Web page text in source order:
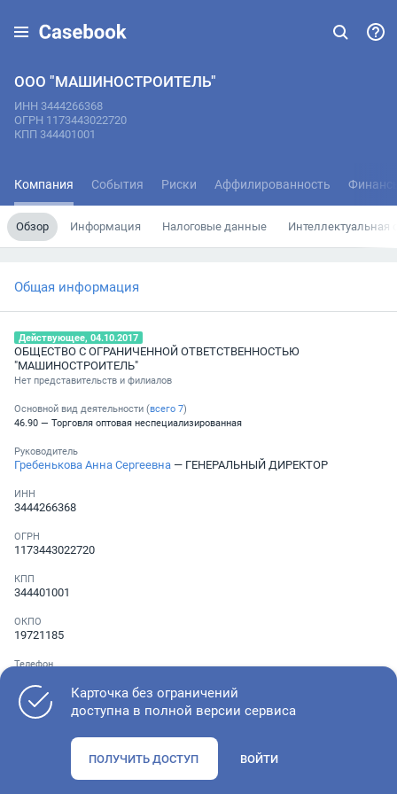
ООО "МАШИНОСТРОИТЕЛЬ"
ИНН 3444266368
ОГРН 1173443022720
КПП 344401001
Компания События Риски Аффилированность
Обзор Информация Налоговые данные Интеллектуальная
Общая информация
Действующее, 04.10.2017
ОБЩЕСТВО С ОГРАНИЧЕННОЙ ОТВЕТСТВЕННОСТЬЮ
"МАШИНОСТРОИТЕЛЬ"
Нет представительств и филиалов
Основной вид деятельности (всего 7)
46.90 — Торговля оптовая неспециализированная
Руководитель
Гребенькова Анна Сергеевна — ГЕНЕРАЛЬНЫЙ ДИРЕКТОР
ИНН
3444266368
ОГРН
1173443022720
КПП
344401001
ОКПО
19721185
Телефон
Как оценить состояние компании
Карточка без ограничений
доступна в полной версии сервиса
ПОЛУЧИТЬ ДОСТУП ВОЙТИ